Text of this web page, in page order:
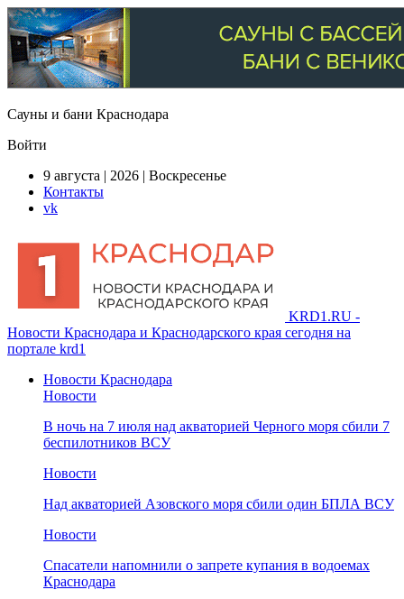
Сауны и бани Краснодара
Войти
9 августа | 2026 | Воскресенье
Контакты
vk
KRD1.RU -
Новости Краснодара и Краснодарского края сегодня на
портале krd1
Новости Краснодара
Новости
В ночь на 7 июля над акваторией Черного моря сбили 7
беспилотников ВСУ
Новости
Над акваторией Азовского моря сбили один БПЛА ВСУ
Новости
Спасатели напомнили о запрете купания в водоемах
Краснодара